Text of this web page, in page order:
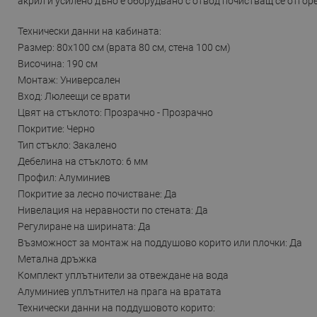
Технически данни на кабината:
Размер: 80x100 см (врата 80 см, стена 100 см)
Височина: 190 см
Монтаж: Универсален
Вход: Люлеещи се врати
Цвят на стъклото: Прозрачно - Прозрачно
Покритие: Черно
Тип стъкло: Закалено
Дебелина на стъклото: 6 мм
Профил: Алуминиев
Покритие за лесно почистване: Да
Нивелация на неравности по стената: Да
Регулиране на ширината: Да
Възможност за монтаж на поддушово корито или плочки: Да
Метална дръжка
Комплект уплътнители за отвеждане на вода
Алуминиев уплътнител на прага на вратата
Технически данни на поддушовото корито: